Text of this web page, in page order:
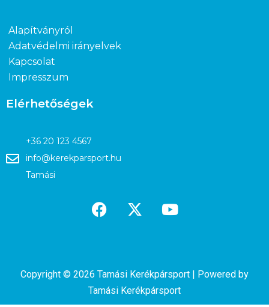
Alapítványról
Adatvédelmi irányelvek
Kapcsolat
Impresszum
Elérhetőségek
+36 20 123 4567
info@kerekparsport.hu
Tamási
Copyright © 2026 Tamási Kerékpársport | Powered by
Tamási Kerékpársport